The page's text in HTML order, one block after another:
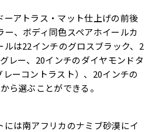
ーアトラス・マット仕上げの前後
、ボディ同色スペアホイールカ
ルは22インチのグロスブラック、2
レー、20インチのダイヤモンドタ
ーコントラスト）、20インチの
ら選ぶことができる。
には南アフリカのナミブ砂漠にイ